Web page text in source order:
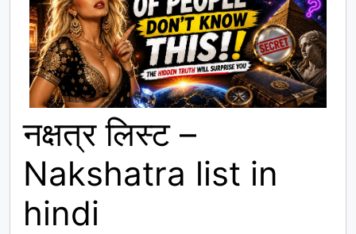
नक्षत्र लिस्ट –
Nakshatra list in
hindi